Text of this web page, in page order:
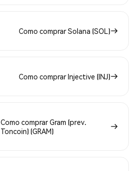
Como comprar Solana (SOL)
Como comprar Injective (INJ)
Como comprar Gram (prev.
Toncoin) (GRAM)